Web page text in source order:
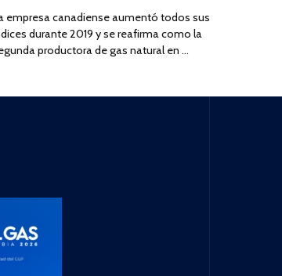
empresa canadiense aumentó todos sus
durante 2019 y se reafirma como la
productora de gas natural en …